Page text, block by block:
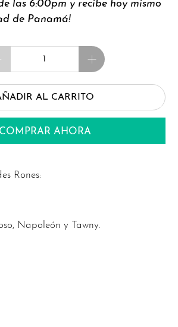
las 6:00pm y recibe hoy mismo
de Panamá!
AL CARRITO
COMPRAR AHORA
Rones:
Napoleón y Tawny.